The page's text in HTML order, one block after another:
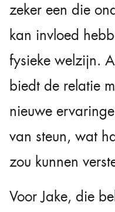
zeker een die
kan invloed
fysieke welzijn.
biedt de relatie
nieuwe
van steun, wat
zou kunnen
Voor Jake, die